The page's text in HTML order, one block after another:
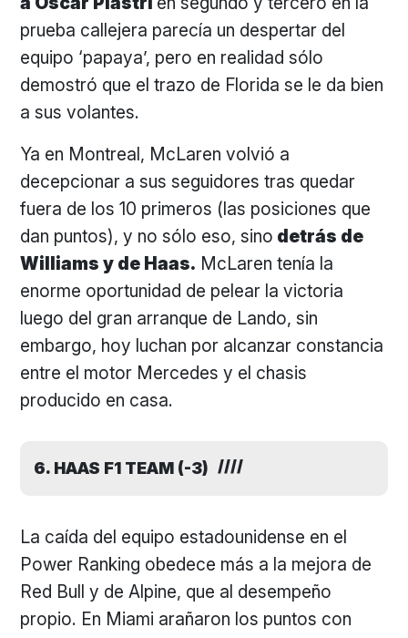
prueba callejera parecía un despertar del
equipo ‘papaya’, pero en realidad sólo
demostró que el trazo de Florida se le da bien
a sus volantes.
Ya en Montreal, McLaren volvió a
decepcionar a sus seguidores tras quedar
fuera de los 10 primeros (las posiciones que
dan puntos), y no sólo eso, sino detrás de
Williams y de Haas. McLaren tenía la
enorme oportunidad de pelear la victoria
luego del gran arranque de Lando, sin
embargo, hoy luchan por alcanzar constancia
entre el motor Mercedes y el chasis
producido en casa.
6. HAAS F1 TEAM (-3)
La caída del equipo estadounidense en el
Power Ranking obedece más a la mejora de
Red Bull y de Alpine, que al desempeño
propio. En Miami arañaron los puntos con